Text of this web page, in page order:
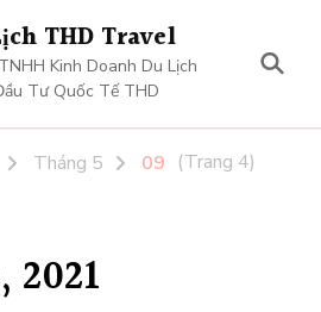
THD Travel
Kinh Doanh Du Lịch
Tư Quốc Tế THD
Tháng 5 09 (Trang 4)
2021